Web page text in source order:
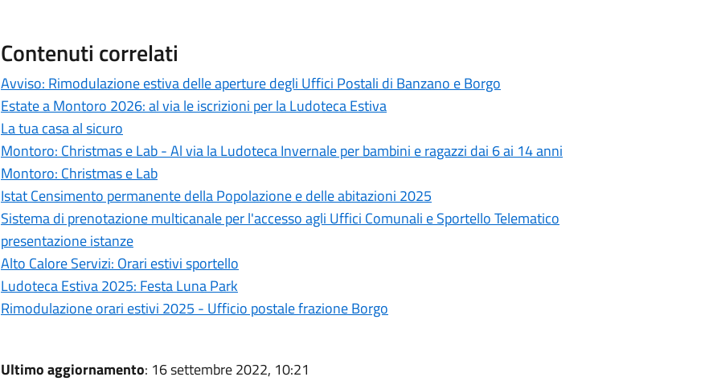
Contenuti correlati
Avviso: Rimodulazione estiva delle aperture degli Uffici Postali di Banzano e Borgo
Estate a Montoro 2026: al via le iscrizioni per la Ludoteca Estiva
La tua casa al sicuro
Montoro: Christmas e Lab - Al via la Ludoteca Invernale per bambini e ragazzi dai 6 ai 14 anni
Montoro: Christmas e Lab
Istat Censimento permanente della Popolazione e delle abitazioni 2025
Sistema di prenotazione multicanale per l'accesso agli Uffici Comunali e Sportello Telematico
presentazione istanze
Alto Calore Servizi: Orari estivi sportello
Ludoteca Estiva 2025: Festa Luna Park
Rimodulazione orari estivi 2025 - Ufficio postale frazione Borgo
Ultimo aggiornamento: 16 settembre 2022, 10:21